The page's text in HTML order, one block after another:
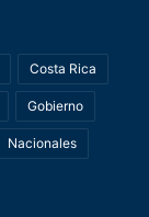
Costa Rica
Gobierno
Nacionales